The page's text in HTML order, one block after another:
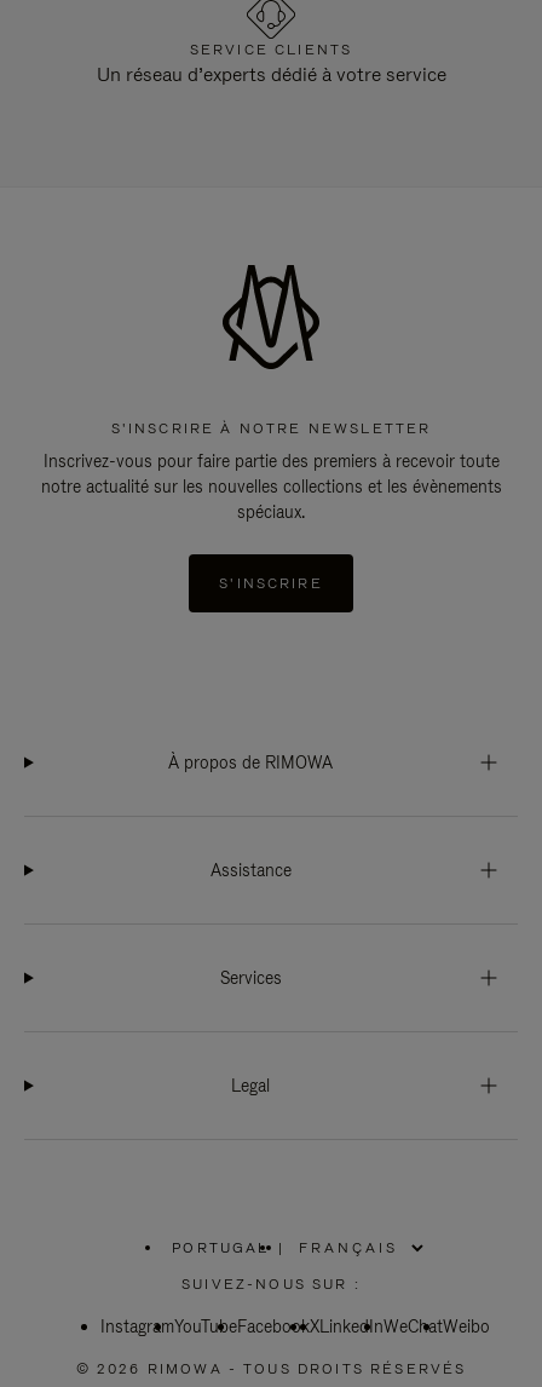
SERVICE CLIENTS
Un réseau d’experts dédié à votre service
S'INSCRIRE À NOTRE NEWSLETTER
Inscrivez-vous pour faire partie des premiers à recevoir toute
notre actualité sur les nouvelles collections et les évènements
spéciaux.
S'INSCRIRE
À propos de RIMOWA
Assistance
Services
Legal
PORTUGAL
SÉLECTIONNEZ
VOTRE
|
SUIVEZ-NOUS SUR :
InstagramYouTubeFacebookXLinkedInWeChatWeibo
© 2026 RIMOWA - TOUS DROITS RÉSERVÉS